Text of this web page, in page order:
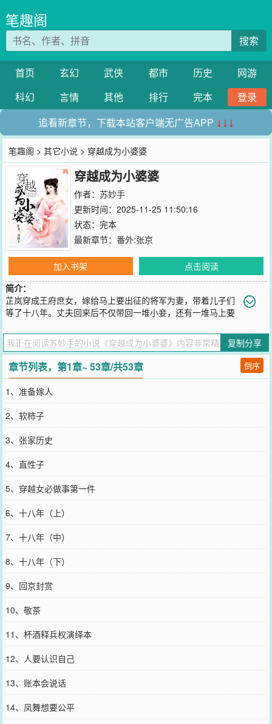
笔趣阁
搜索
首页 玄幻 武侠 都市 历史
网游
科幻
言情 其他 排行 完本
登录
追看新章节，下载本站客户端无广告APP ↓↓↓
笔趣阁 >其它小说 > 穿越成为小婆婆
穿越成为小婆婆
作者： 苏妙手
更新时间：2025-11-25 11:50:16
状态：完本
最新章节： 番外:张京
加入书架
点击阅读
简介：
芷岚穿成王府庶女，嫁给马上要出征的将军为妻，带着儿子们
等了十八年。丈夫回来后不仅带回一堆小妾，还有一堆马上要
什么！人家斗小妾撑死有个老公帮忙，她可是有儿媳妇帮忙的人！--
情节虚构，请勿模仿...
您要是觉得《 穿越成为小婆婆》还不错的话请不要忘记向您QQ群和微
博微信里的朋友推荐哦！
复制分享
章节列表，第1章~ 53章/共53章 倒序
1、准备嫁人
2、软柿子
3、张家历史
4、直性子
5、穿越女必做事第一件
6、十八年（上）
7、十八年（中）
8、十八年（下）
9、回京封赏
10、敬茶
11、杯酒释兵权演绎本
12、人要认识自己
13、账本会说话
14、凤舞想要公平